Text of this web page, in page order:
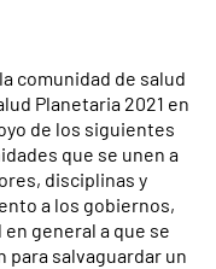
comunidad de salud
Planetaria 2021 en
de los siguientes
que se unen a
disciplinas y
a los gobiernos,
general a que se
para salvaguardar un